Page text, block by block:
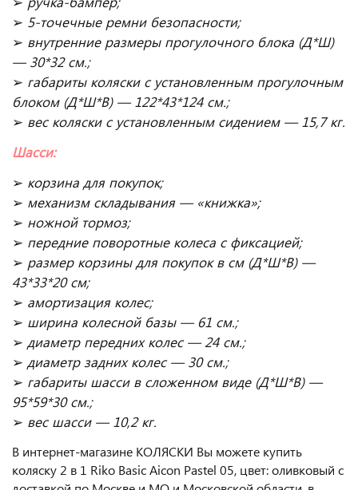
➢ 5-точечные ремни безопасности;
➢ внутренние размеры прогулочного блока (Д*Ш)
— 30*32 см.;
➢ габариты коляски с установленным прогулочным
блоком (Д*Ш*В) — 122*43*124 см.;
➢ вес коляски с установленным сидением — 15,7 кг.
Шасси:
➢ корзина для покупок;
➢ механизм складывания — «книжка»;
➢ ножной тормоз;
➢ передние поворотные колеса с фиксацией;
➢ размер корзины для покупок в см (Д*Ш*В) —
43*33*20 см;
➢ амортизация колес;
➢ ширина колесной базы — 61 см.;
➢ диаметр передних колес — 24 см.;
➢ диаметр задних колес — 30 см.;
➢ габариты шасси в сложенном виде (Д*Ш*В) —
95*59*30 см.;
➢ вес шасси — 10,2 кг.
В интернет-магазине КОЛЯСКИ Вы можете купить
коляску 2 в 1 Riko Basic Aicon Pastel 05, цвет: оливковый с